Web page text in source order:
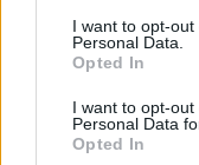
I want to opt-
Personal Data.
Opted In
I want to opt-
Personal Data
Opted In
confinamento
credo che
contribuenti per
Gualtieri&Co.